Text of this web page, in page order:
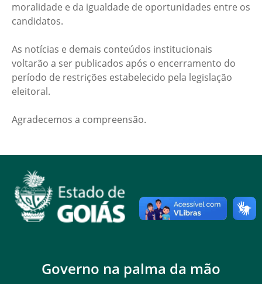
moralidade e da igualdade de oportunidades entre os
candidatos.
As notícias e demais conteúdos institucionais
voltarão a ser publicados após o encerramento do
período de restrições estabelecido pela legislação
eleitoral.
Agradecemos a compreensão.
Governo na palma da mão